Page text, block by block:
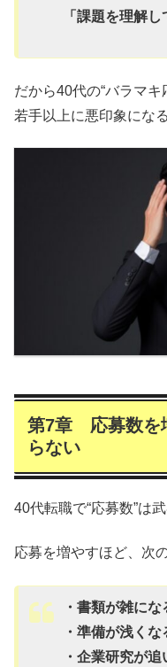
「課題を理解し
だから40代の“バラマキ
若手以上に悪印象にな
第7章 応募数を
らない
40代転職で“応募数”は
応募を増やすほど、次
・書類が雑にな
・準備が浅くな
・企業研究が